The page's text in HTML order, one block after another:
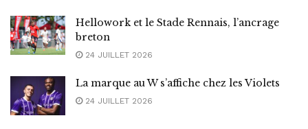
Hellowork et le Stade Rennais, l’ancrage
breton
24 JUILLET 2026
La marque au W s’affiche chez les Violets
24 JUILLET 2026